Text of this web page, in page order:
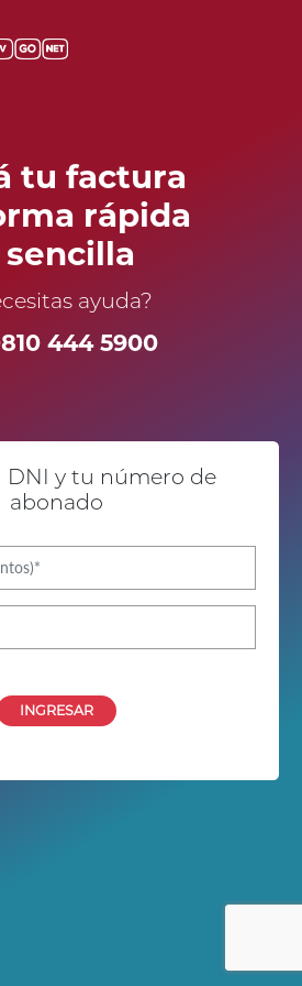
tu factura
rápida
sencilla
ayuda?
444 5900
DNI y tu número de
abonado
INGRESAR